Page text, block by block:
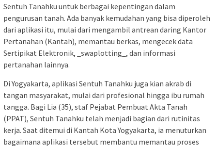
Sentuh Tanahku untuk berbagai kepentingan dalam
pengurusan tanah. Ada banyak kemudahan yang bisa diperoleh
dari aplikasi itu, mulai dari mengambil antrean daring Kantor
Pertanahan (Kantah), memantau berkas, mengecek data
Sertipikat Elektronik, _swaplotting_, dan informasi
pertanahan lainnya.
Di Yogyakarta, aplikasi Sentuh Tanahku juga kian akrab di
tangan masyarakat, mulai dari profesional hingga ibu rumah
tangga. Bagi Lia (35), staf Pejabat Pembuat Akta Tanah
(PPAT), Sentuh Tanahku telah menjadi bagian dari rutinitas
kerja. Saat ditemui di Kantah Kota Yogyakarta, ia menuturkan
bagaimana aplikasi tersebut membantu memantau proses